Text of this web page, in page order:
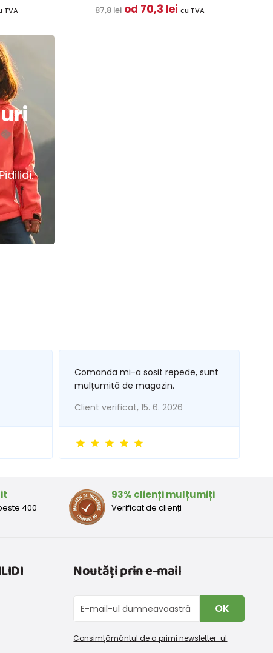
TVA
87,8 lei od 70,3 lei cu TVA
Comanda mi-a sosit repede, sunt
mulțumită de magazin.
Client verificat, 15. 6. 2026
400
93% clienți mulțumiți
Verificat de clienți
Noutăți prin e-mail
OK
Consimțământul de a primi newsletter-ul